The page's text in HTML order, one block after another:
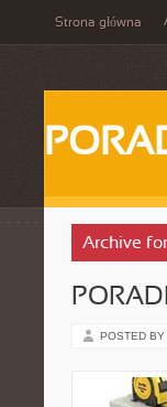
Strona główna
Archive
POSTED BY